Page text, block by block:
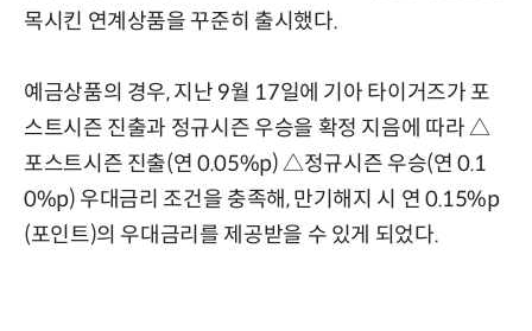
목시킨 연계상품을 꾸준히 출시했다.
예금상품의 경우, 지난 9월 17일에 기아 타이거즈가 포
스트시즌 진출과 정규시즌 우승을 확정 지음에 따라 △
포스트시즌 진출(연 0.05%p) △정규시즌 우승(연 0.1
0%p) 우대금리 조건을 충족해, 만기해지 시 연 0.15%p
(포인트)의 우대금리를 제공받을 수 있게 되었다.